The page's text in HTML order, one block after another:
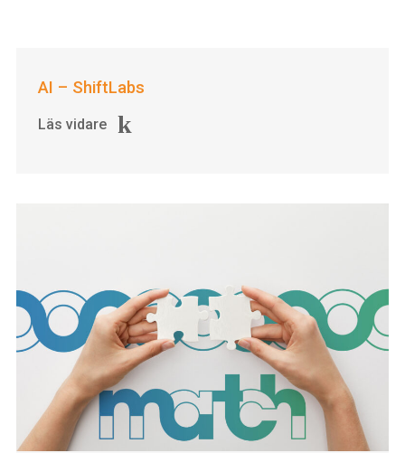
AI – ShiftLabs
Läs vidare